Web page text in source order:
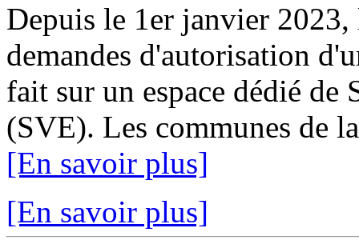
Depuis le 1er janvier
demandes d'autorisation
fait sur un espace dédié de
(SVE). Les communes de
[En savoir plus]
[En savoir plus]